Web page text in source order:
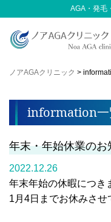
AGA・発毛
ノアAGAクリニック >
information一
年末・年始休業のお
2022.12.26
年末年始の休暇につき
1月4日までお休みさせ